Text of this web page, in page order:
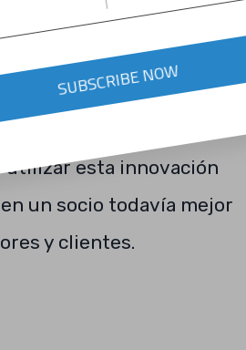
los aguacates de
y eficiente sin hacer
Puesto que la
crece, Nature’s
utilizar esta innovación
un socio todavía mejor
y clientes.
NOW